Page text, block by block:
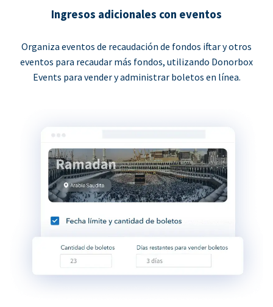
Ingresos adicionales con eventos
Organiza eventos de recaudación de fondos iftar y otros
eventos para recaudar más fondos, utilizando Donorbox
Events para vender y administrar boletos en línea.